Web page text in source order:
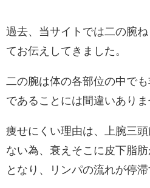
過去、当サイトでは二の腕
てお伝えしてきました。
二の腕は体の各部位の中で
であることには間違いありま
痩せにくい理由は、上腕三
ない為、衰えそこに皮下脂
となり、リンパの流れが停滞